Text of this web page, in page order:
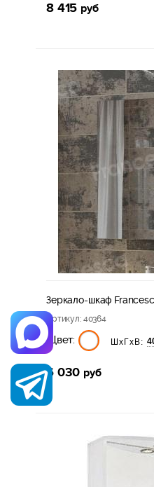
8 415 руб
Зеркало-шкаф
Артикул: 40364
Цвет: ШхГхВ:
6 030 руб